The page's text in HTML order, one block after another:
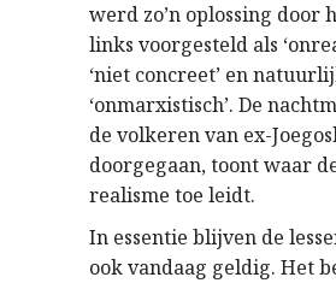
werd zo’n oplossing door
links voorgesteld als
‘niet concreet’ en
‘onmarxistisch’. De
de volkeren van ex-
doorgegaan, toont waar
realisme toe leidt.
In essentie blijven de
ook vandaag geldig. Het